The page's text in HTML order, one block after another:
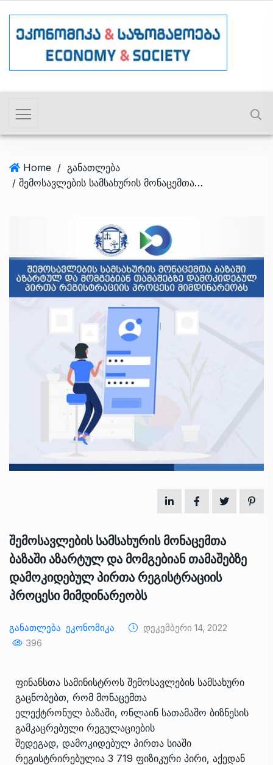
Home / განათლება
/ შემოსავლების სამსახურის მონაცემთა ბაზაში აზარტულ და მომგებიან თამაშებზე დამოკიდებულ პირთა რეგისტრაციის პროცესი მიმდინარეობს
შემოსავლების სამსახურის მონაცემთა
ბაზაში აზარტულ და მომგებიან თამაშებზე
დამოკიდებულ პირთა რეგისტრაციის
პროცესი მიმდინარეობს
Განათლება Ეკონომიკა
Დეკემბერი 14, 2022
396
ფინანსთა სამინისტროს შემოსავლების სამსახური
გაცნობებთ, რომ მონაცემთა
ელექტრონულ ბაზაში, ონლაინ სათამაშო ბიზნესის
გამკაცრებული რეგულაციების
შედეგად, დამოკიდებულ პირთა სიაში
რეგისტრირებულია 3 719 ფიზიკური პირი, აქედან